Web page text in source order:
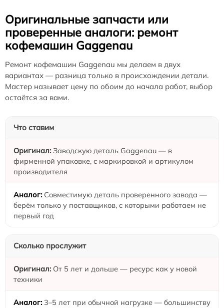
Оригинальные запчасти или
проверенные аналоги: ремонт
кофемашин Gaggenau
Ремонт кофемашин Gaggenau мы делаем в двух
вариантах — разница только в происхождении детали.
Мастер называет цену по обоим до начала работ, выбор
остаётся за вами.
Что ставим
Заводскую деталь Gaggenau — в
фирменной упаковке, с маркировкой и артикулом
производителя
Совместимую деталь проверенного завода —
берём только у поставщиков, с которыми работаем не
первый год
Сколько прослужит
От 5 лет и дольше — ресурс как у новой
техники
3–5 лет при обычной нагрузке — большинству